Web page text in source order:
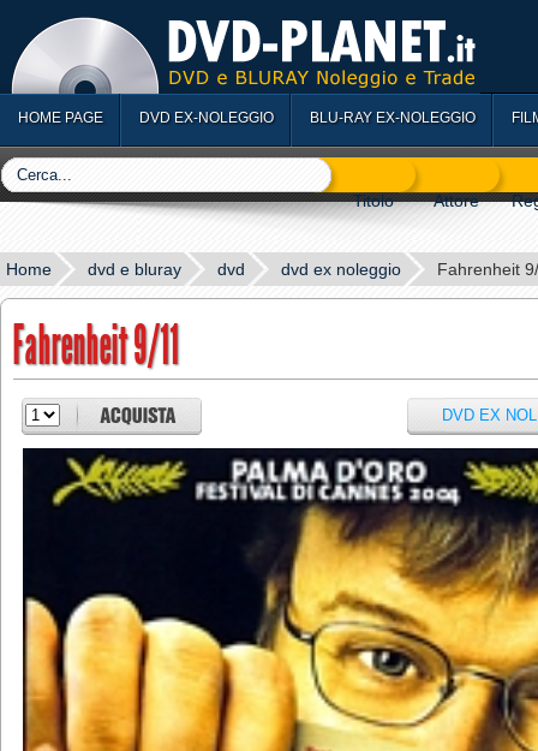
HOME PAGE DVD EX-NOLEGGIO BLU-RAY EX-NOLEGGIO
Home dvd e bluray dvd dvd ex noleggio Fahrenheit
Fahrenheit 9/11
DVD EX